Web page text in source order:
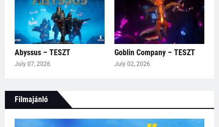
Abyssus – TESZT
July 07, 2026
Goblin Company – TESZT
July 02, 2026
Filmajánló